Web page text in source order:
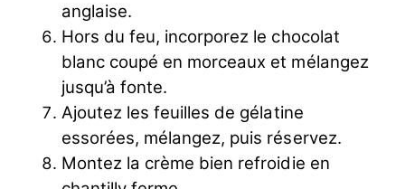
anglaise.
Hors du feu, incorporez le chocolat
blanc coupé en morceaux et mélangez
jusqu’à fonte.
Ajoutez les feuilles de gélatine
essorées, mélangez, puis réservez.
Montez la crème bien refroidie en